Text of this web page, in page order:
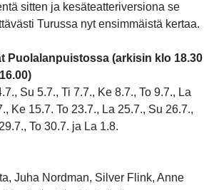
sitten ja kesäteatteriversiona se
Turussa nyt ensimmäistä kertaa.
Puolalanpuistossa (arkisin klo 18.30
Su 5.7., Ti 7.7., Ke 8.7., To 9.7., La
Ke 15.7. To 23.7., La 25.7., Su 26.7.,
To 30.7. ja La 1.8.
Juha Nordman, Silver Flink, Anne